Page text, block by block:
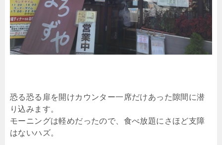
恐る恐る扉を開けカウンター一席だけあった隙間に潜
り込みます。
モーニングは軽めだったので、食べ放題にさほど支障
はないハズ。